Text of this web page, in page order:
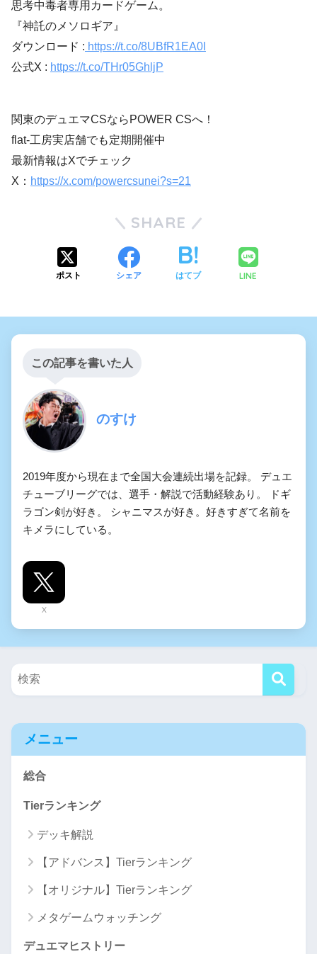
思考中毒者専用カードゲーム。
『神託のメソロギア』
ダウンロード : https://t.co/8UBfR1EA0I
公式X : https://t.co/THr05GhljP
関東のデュエマCSならPOWER CSへ！
flat-工房実店舗でも定期開催中
最新情報はXでチェック
X： https://x.com/powercsunei?s=21
SHARE
ポスト シェア はてブ LINE
この記事を書いた人
のすけ
2019年度から現在まで全国大会連続出場を記録。 デュエ
チューブリーグでは、選手・解説で活動経験あり。 ドギ
ラゴン剣が好き。 シャニマスが好き。好きすぎて名前を
キメラにしている。
X
メニュー
総合
Tierランキング
デッキ解説
【アドバンス】Tierランキング
【オリジナル】Tierランキング
メタゲームウォッチング
デュエマヒストリー